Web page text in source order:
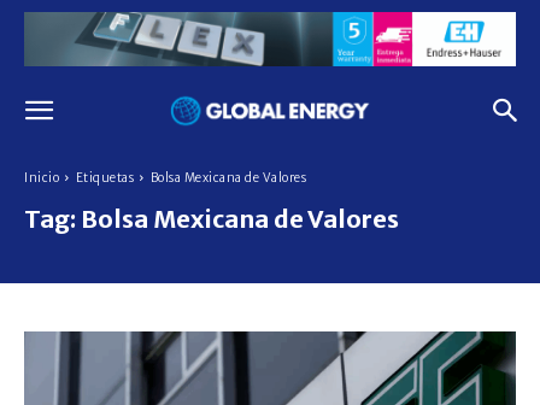
Inicio Etiquetas Bolsa Mexicana de Valores
Tag: Bolsa Mexicana de Valores